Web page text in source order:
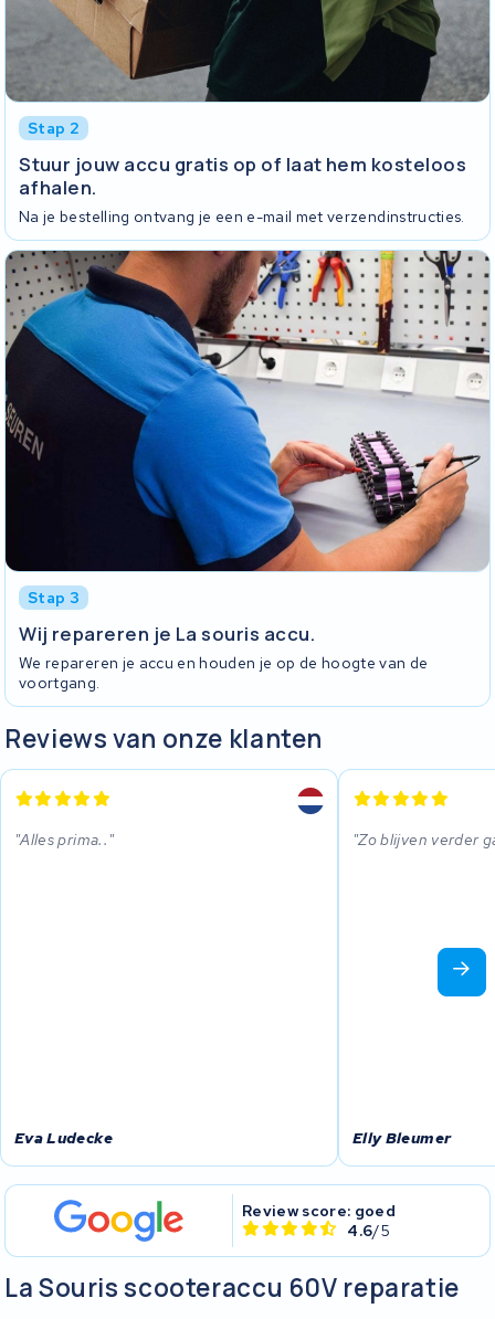
Stap 2
Stuur jouw accu gratis op of laat hem kosteloos
afhalen.
Na je bestelling ontvang je een e-mail met verzendinstructies.
Stap 3
Wij repareren je La souris accu.
We repareren je accu en houden je op de hoogte van de
voortgang.
Reviews van onze klanten
Alles prima..
Eva Ludecke
Zo blijven verder
Elly Bleumer
Review score: goed
4.6/5
La Souris scooteraccu 60V reparatie